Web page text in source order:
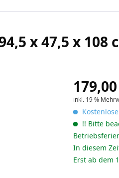
x 47,5 x 108
inkl. 19 %
!! Bitte
In diesem
Erst ab dem